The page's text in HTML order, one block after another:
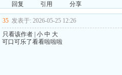
回复
引用 分享
35 发表于: 2026-05-25 12:26
只看该作者 小 中 大
可口可乐了看看啦啦啦